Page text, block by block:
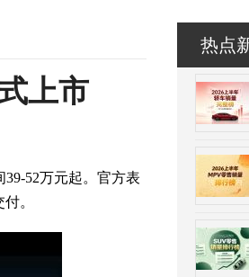
上市
52万元起。官方表
。
热点